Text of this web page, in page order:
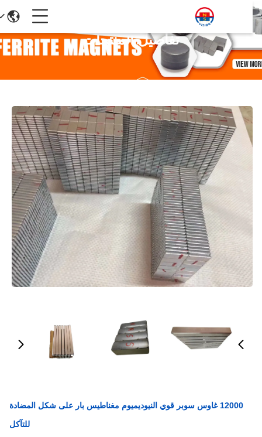
تفاصيل المنتجات
12000 غاوس سوبر قوي النيوديميوم مغناطيس بار على شكل المضادة
للتآكل